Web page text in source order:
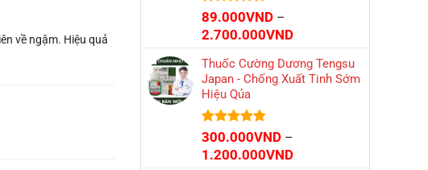
Được xếp
hạng4.84
5 sao
89.000VND –
2.700.000VNDKhoảng
từ
89.000VND
Thuốc Cường Dương Tengsu
Japan - Chống Xuất Tinh Sớm
Hiệu Qủa
Được xếp
hạng4.74
5 sao
300.000VND –
1.200.000VNDKhoảng
về ngậm. Hiệu quả